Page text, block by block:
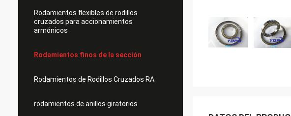
Rodamientos flexibles de rodillos
cruzados para accionamientos
armónicos
Rodamientos finos de la sección
Rodamientos de Rodillos Cruzados RA
rodamientos de anillos giratorios